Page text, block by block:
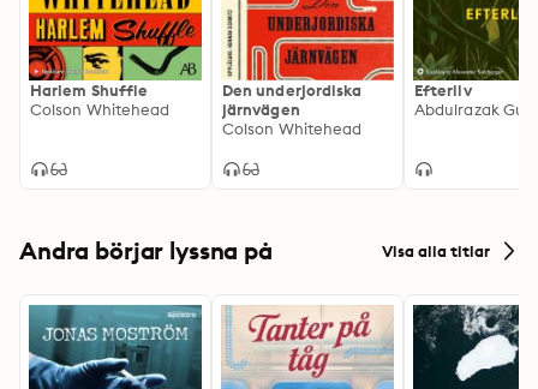
Harlem Shuffle
Colson Whitehead
Den underjordiska
järnvägen
Colson Whitehead
Efterliv
Abdulrazak
Andra börjar lyssna på Visa alla titlar